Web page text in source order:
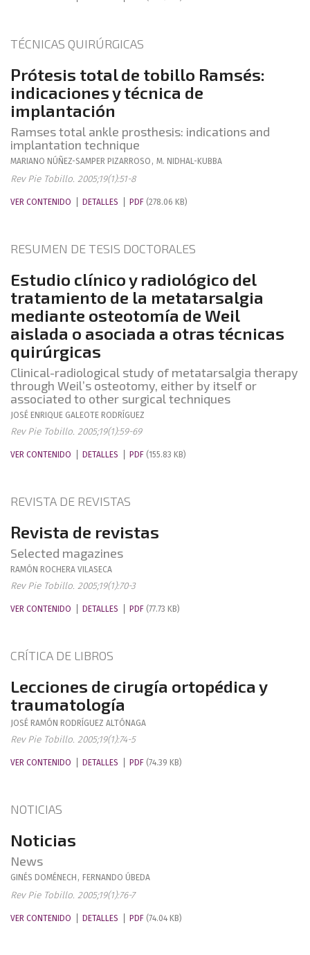
TÉCNICAS QUIRÚRGICAS
Prótesis total de tobillo Ramsés:
indicaciones y técnica de
implantación
Ramses total ankle prosthesis: indications and
implantation technique
MARIANO NÚÑEZ-SAMPER PIZARROSO , M. NIDHAL-KUBBA
Rev Pie Tobillo. 2005;19(1):51-8
VER CONTENIDO DETALLES PDF (278.06 KB)
RESUMEN DE TESIS DOCTORALES
Estudio clínico y radiológico del
tratamiento de la metatarsalgia
mediante osteotomía de Weil
aislada o asociada a otras técnicas
quirúrgicas
Clinical-radiological study of metatarsalgia therapy
through Weil’s osteotomy, either by itself or
associated to other surgical techniques
JOSÉ ENRIQUE GALEOTE RODRÍGUEZ
Rev Pie Tobillo. 2005;19(1):59-69
VER CONTENIDO DETALLES PDF (155.83 KB)
REVISTA DE REVISTAS
Revista de revistas
Selected magazines
RAMÓN ROCHERA VILASECA
Rev Pie Tobillo. 2005;19(1):70-3
VER CONTENIDO DETALLES PDF (77.73 KB)
CRÍTICA DE LIBROS
Lecciones de cirugía ortopédica y
traumatología
JOSÉ RAMÓN RODRÍGUEZ ALTÓNAGA
Rev Pie Tobillo. 2005;19(1):74-5
VER CONTENIDO DETALLES PDF (74.39 KB)
NOTICIAS
Noticias
News
GINÉS DOMÉNECH , FERNANDO ÚBEDA
Rev Pie Tobillo. 2005;19(1):76-7
VER CONTENIDO DETALLES PDF (74.04 KB)